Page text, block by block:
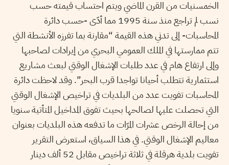
الخمسنيات من القرن الماضي ويتم احتساب قيمته حسب
نسب لم تراجع منذ سنة 1995 مما أدّى -حسب دائرة
المحاسبات- إلى تدني هذه القيمة “مقارنة بما تفرزه الأنشطة التي
تتم ممارستها في الملك العمومي البحري من إيرادات لصاحبها
وإلى ارتفاع هام في عدد طلبات الإشغال الوقتي لبعث مشاريع
استثمارية تتطلب أحيانا تواجدا قرب البحر”. وقد لاحظت دائرة
المحاسبات تفويت عدد من البلديات في تراخيص الإشغال الوقتي
التي تحصلت عليها لصالحها بحيث تفوق المداخيل المتأتية سنويا
من إحالة الرخص عشرات المرّات ما تدفعه هذه البلديات بعنوان
معاليم الإشغال الوقتي. في هذا السياق، استعرض التقرير
تفويت بلدية هرقلة في ثلاثة تراخيص مقابل 52 ألف دينار